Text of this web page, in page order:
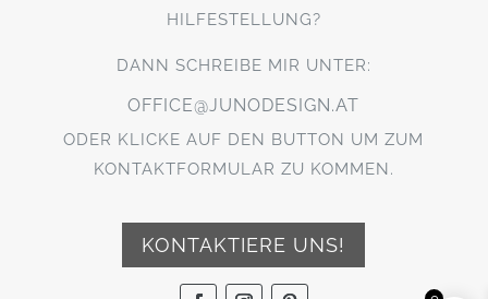
HILFESTELLUNG?
DANN SCHREIBE MIR UNTER:
OFFICE@JUNODESIGN.AT
ODER KLICKE AUF DEN BUTTON UM ZUM
KONTAKTFORMULAR ZU KOMMEN.
KONTAKTIERE UNS!